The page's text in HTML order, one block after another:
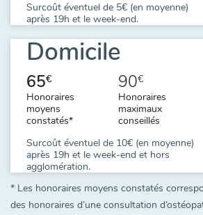
Surcoût éventuel de 5€ (en moyenne)
après 19h et le week-end.
Domicile
65€
Honoraires
moyens
constatés*
90€
Honoraires
maximaux
conseillés
Surcoût éventuel de 10€ (en moyenne)
après 19h et le week-end et hors
agglomération.
* Les honoraires moyens constatés
des honoraires d’une consultation